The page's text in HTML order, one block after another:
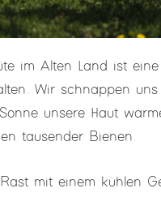
im Alten Land ist
Wir schnappen
unsere Haut
tausender Bienen.
mit einem kühlen